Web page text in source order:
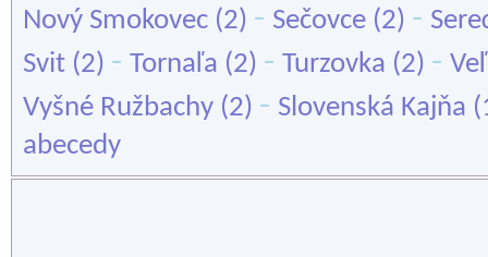
Nový Smokovec (2) - Sečovce (2) -
Svit (2) - Tornaľa (2) - Turzovka (2) -
Vyšné Ružbachy (2) - Slovenská Kajňa
abecedy